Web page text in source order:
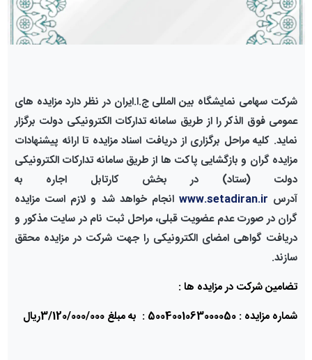
شرکت سهامی نمایشگاه بین المللی ج.ا.ایران در نظر دارد مزایده های
عمومی فوق الذکر را از طریق سامانه تدارکات الکترونیکی دولت برگزار
نماید. کلیه مراحل برگزاری از دریافت اسناد مزایده تا ارائه پیشنهادات
مزایده گران و بازگشایی پاکت ها از طریق سامانه تدارکات الکترونیکی
دولت (ستاد) در بخش کارتابل اجاره به
آدرس www.setadiran.ir انجام خواهد شد و لازم است مزایده
گراندر صورت عدم عضویت قبلی، مراحل ثبت نام در سایت مذکور و
دریافت گواهی امضای الکترونیکی را جهت شرکت در مزایده محقق
سازند.
تضامین شرکت در مزایده ها :
شماره مزایده : 5004001063000050 : به مبلغ 3/120/000/000ریال